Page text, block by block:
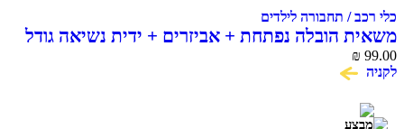
כלי רכב / תחבורה לילדים
משאית הובלה נפתחת + אביזרים + ידית נשיאה גודל
43 ס"מ
₪ 99.00
לקניה